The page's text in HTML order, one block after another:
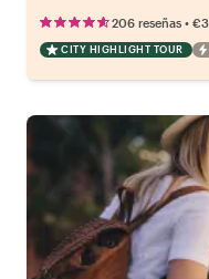
206 reseñas •
CITY HIGHLIGHT TOUR